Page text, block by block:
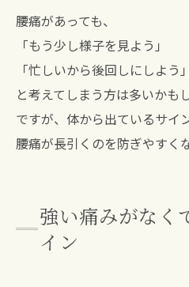
腰痛があっても、
「もう少し様子を見よう」
「忙しいから後回しにしよう」
と考えてしまう方は多いかも
ですが、体から出ているサイ
腰痛が長引くのを防ぎやすく
強い痛みがなく
イン